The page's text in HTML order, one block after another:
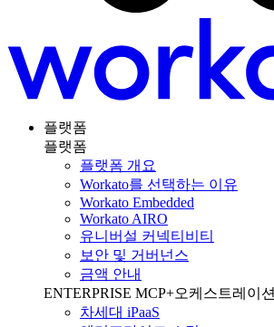
플랫폼
플랫폼
플랫폼 개요
Workato를 선택하는 이유
Workato Embedded
Workato AIRO
유니버설 커넥티비티
보안 및 거버넌스
금액 안내
ENTERPRISE MCP+오케스트레이션
차세대 iPaaS